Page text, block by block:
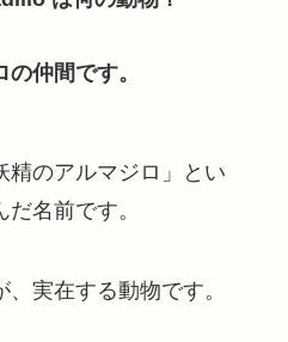
仲間です。
精のアルマジロ」とい
名前です。
実在する動物です。